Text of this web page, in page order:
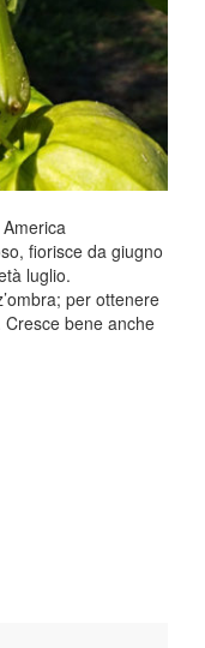
fiorisce da giugno
luglio.
per ottenere
bene anche